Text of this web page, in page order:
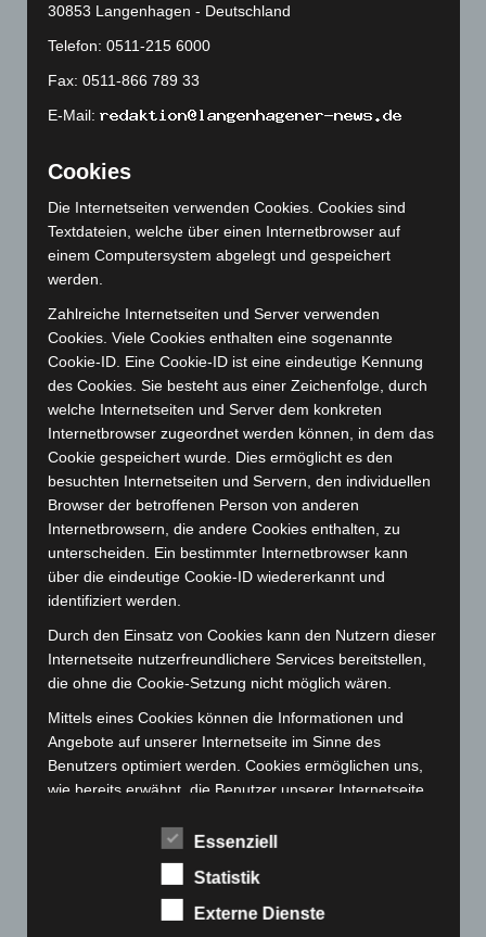
(149)
April 2024(102)
März 2024(103)
Februar 2024(103)
November 2023(130)
Oktober 2023(114)
September 2023
August 2023 (134)
Juli 2023(118)
Juni 2023(142)
Mai 2023 (139)
April 2023
(155)
März 2023(174)
Februar 2023 (154)
Januar 2023 (140)
Dezember 2022(130)
November 2022(167)
Oktober 2022(166)
September 2022
(205)
August 2022
(166)
Juli 2022(133)
Juni 2022(167)
(189)
30853 Langenhagen - Deutschland
Telefon: 0511-215 6000
Fax: 0511-866 789 33
E-Mail:
Cookies
Die Internetseiten verwenden Cookies. Cookies sind
Textdateien, welche über einen Internetbrowser auf
einem Computersystem abgelegt und gespeichert
werden.
Zahlreiche Internetseiten und Server verwenden
Cookies. Viele Cookies enthalten eine sogenannte
Cookie-ID. Eine Cookie-ID ist eine eindeutige Kennung
des Cookies. Sie besteht aus einer Zeichenfolge, durch
welche Internetseiten und Server dem konkreten
Internetbrowser zugeordnet werden können, in dem das
Cookie gespeichert wurde. Dies ermöglicht es den
besuchten Internetseiten und Servern, den individuellen
Browser der betroffenen Person von anderen
Internetbrowsern, die andere Cookies enthalten, zu
unterscheiden. Ein bestimmter Internetbrowser kann
über die eindeutige Cookie-ID wiedererkannt und
identifiziert werden.
Durch den Einsatz von Cookies kann den Nutzern dieser
Internetseite nutzerfreundlichere Services bereitstellen,
die ohne die Cookie-Setzung nicht möglich wären.
Mittels eines Cookies können die Informationen und
Angebote auf unserer Internetseite im Sinne des
Benutzers optimiert werden. Cookies ermöglichen uns,
wie bereits erwähnt, die Benutzer unserer Internetseite
es, den Nutzern die Verwendung unserer Internetseite
zu erleichtern. Der Benutzer einer Internetseite, die
Cookies verwendet, muss beispielsweise nicht bei jedem
Besuch der Internetseite erneut seine Zugangsdaten
Essenziell
Statistik
Externe Dienste